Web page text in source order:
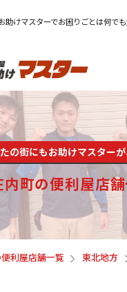
助けマスターでお困りごとは何でも
の街にもお助けマスター
内町の便利屋店
利屋店舗一覧 東北地方